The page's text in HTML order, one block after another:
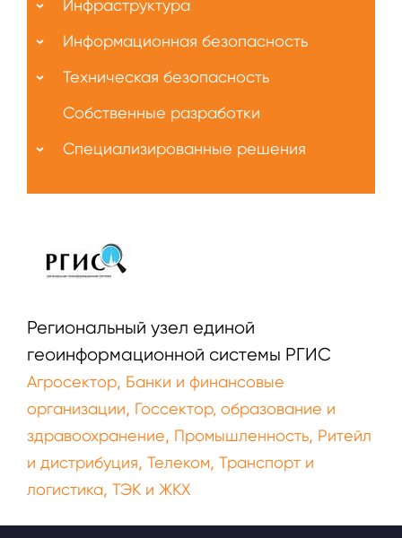
Региональный узел единой
геоинформационной системы РГИС
Агросектор, Банки и финансовые
организации, Госсектор, образование и
здравоохранение, Промышленность, Ритейл
и дистрибуция, Телеком, Транспорт и
логистика, ТЭК и ЖКХ
Инфраструктура
Информационная безопасность
Техническая безопасность
Собственные разработки
Специализированные решения